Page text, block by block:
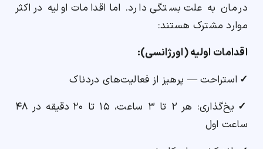
درمان به علت بستگی دارد. اما اقدامات اولیه در اکثر
موارد مشترک هستند:
اقدامات اولیه (اورژانسی):
✓ استراحت — پرهیز از فعالیت‌های دردناک
✓
یخ‌گذاری: هر ۲ تا ۳ ساعت، ۱۵ تا ۲۰ دقیقه در ۴۸
ساعت اول